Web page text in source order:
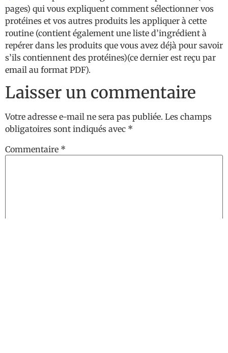
pages) qui vous expliquent comment sélectionner vos
protéines et vos autres produits les appliquer à cette
routine (contient également une liste d’ingrédient à
repérer dans les produits que vous avez déjà pour savoir
s’ils contiennent des protéines)(ce dernier est reçu par
email au format PDF).
Laisser un commentaire
Votre adresse e-mail ne sera pas publiée. Les champs
obligatoires sont indiqués avec *
Commentaire *